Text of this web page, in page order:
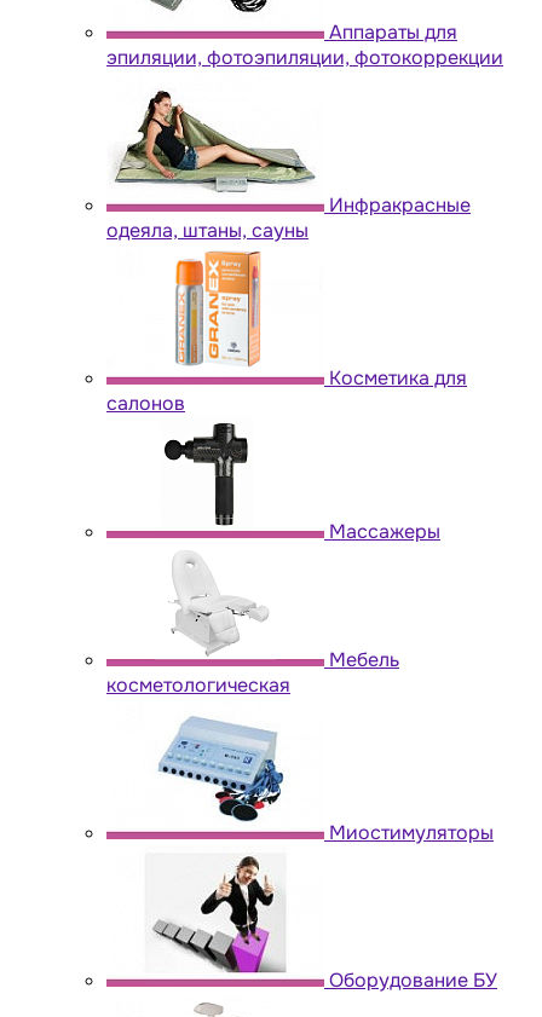
Аппараты для
эпиляции, фотоэпиляции, фотокоррекции
Инфракрасные
одеяла, штаны, сауны
Косметика для
салонов
Массажеры
Мебель
косметологическая
Миостимуляторы
Оборудование БУ